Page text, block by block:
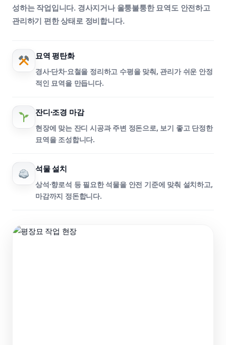
성하는 작업입니다. 경사지거나 울퉁불퉁한 묘역도 안전하고
관리하기 편한 상태로 정비합니다.
묘역 평탄화
경사·단차·요철을 정리하고 수평을 맞춰, 관리가 쉬운 안정
적인 묘역을 만듭니다.
잔디·조경 마감
현장에 맞는 잔디 시공과 주변 정돈으로, 보기 좋고 단정한
묘역을 조성합니다.
석물 설치
상석·향로석 등 필요한 석물을 안전 기준에 맞춰 설치하고,
마감까지 정돈합니다.